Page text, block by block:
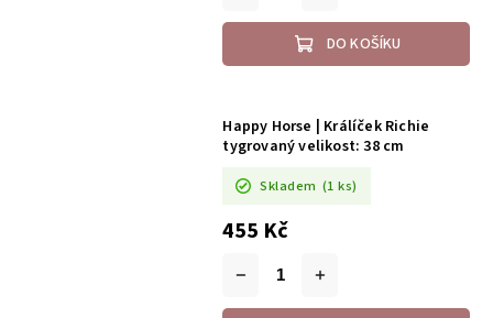
DO KOŠÍKU
Happy Horse | Králíček Richie
tygrovaný velikost: 38 cm
Skladem (1 ks)
455 Kč